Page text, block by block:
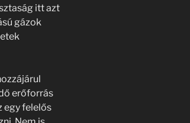
itt azt
gázok
erőforrás
egy felelős